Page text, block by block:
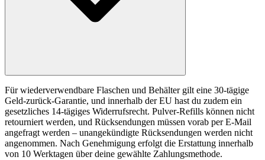
Für wiederverwendbare Flaschen und Behälter gilt eine 30-tägige
Geld-zurück-Garantie, und innerhalb der EU hast du zudem ein
gesetzliches 14-tägiges Widerrufsrecht. Pulver-Refills können nicht
retourniert werden, und Rücksendungen müssen vorab per E-Mail
angefragt werden – unangekündigte Rücksendungen werden nicht
angenommen. Nach Genehmigung erfolgt die Erstattung innerhalb
von 10 Werktagen über deine gewählte Zahlungsmethode.